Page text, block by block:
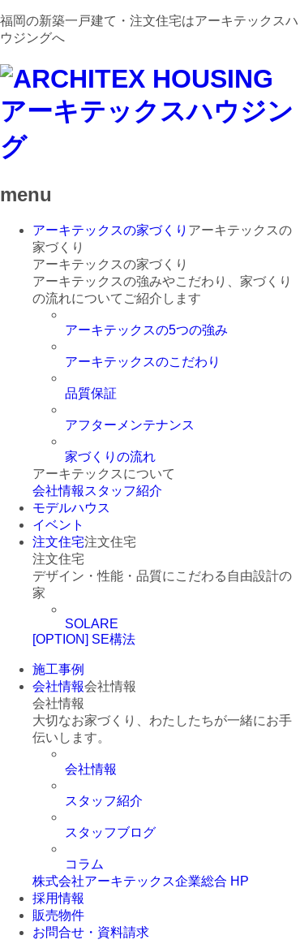
福岡の新築一戸建て・注文住宅はアーキテックスハ
ウジングへ
menu
アーキテックスの家づくり アーキテックスの
家づくり
アーキテックスの家づくり
アーキテックスの強みやこだわり、家づくり
の流れについてご紹介します
アーキテックスの5つの強み
アーキテックスのこだわり
品質保証
アフターメンテナンス
家づくりの流れ
アーキテックスについて
会社情報 スタッフ紹介
モデルハウス
イベント
注文住宅注文住宅
注文住宅
デザイン・性能・品質にこだわる自由設計の
家
SOLARE
[OPTION] SE構法
施工事例
会社情報会社情報
会社情報
大切なお家づくり、わたしたちが一緒にお手
伝いします。
会社情報
スタッフ紹介
スタッフブログ
コラム
株式会社アーキテックス企業総合 HP
採用情報
販売物件
お問合せ・資料請求